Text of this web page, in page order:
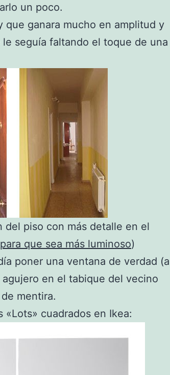
un poco.
que ganara mucho en amplitud y
seguía faltando el toque de una
del piso con más detalle en el
que sea más luminoso)
poner una ventana de verdad (a
en el tabique del vecino
mentira.
cuadrados en Ikea: